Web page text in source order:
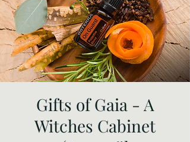
Gifts of Gaia - A
Witches Cabinet